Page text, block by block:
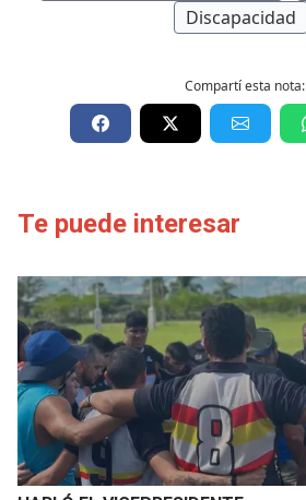
Discapacidad
Compartí esta nota:
Te puede interesar